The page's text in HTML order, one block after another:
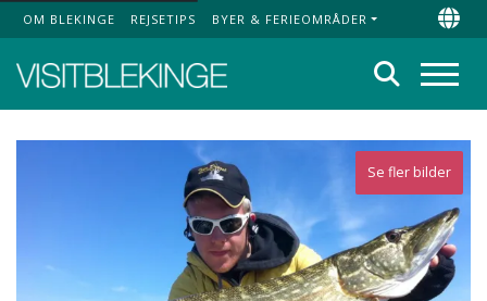
Top Menu
OM BLEKINGE REJSETIPS BYER & FERIEOMRÅDER
Søg
Se fler bilder